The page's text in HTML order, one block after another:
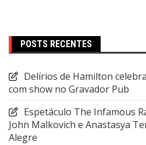
POSTS RECENTES
Delírios de Hamilton
com show no Gravador Pub
Espetáculo The Infamous
John Malkovich e Anastasya
Alegre